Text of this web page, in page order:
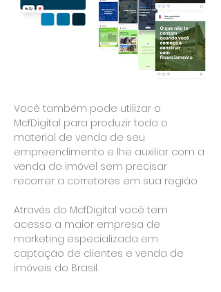
Você também pode utilizar o
McfDigital para produzir todo o
material de venda de seu
empreendimento e lhe auxiliar com a
venda do imóvel sem precisar
recorrer a corretores em sua região.
Através do McfDigital você tem
acesso a maior empresa de
marketing especializada em
captação de clientes e venda de
imóveis do Brasil.